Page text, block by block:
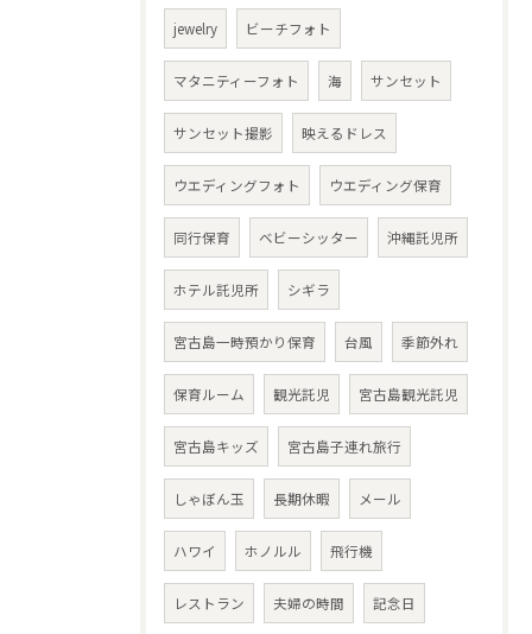
jewelry ビーチフォト
マタニティーフォト 海 サンセット
サンセット撮影 映えるドレス
ウエディングフォト ウエディング保育
同行保育 ベビーシッター 沖縄託児所
ホテル託児所 シギラ
宮古島一時預かり保育 台風 季節外れ
保育ルーム 観光託児 宮古島観光託児
宮古島キッズ 宮古島子連れ旅行
しゃぼん玉 長期休暇 メール
ハワイ ホノルル 飛行機
レストラン 夫婦の時間 記念日